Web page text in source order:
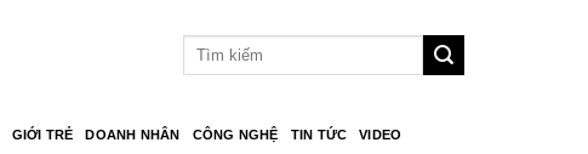
GIỚI TRẺ DOANH NHÂN CÔNG NGHỆ TIN TỨC VIDEO